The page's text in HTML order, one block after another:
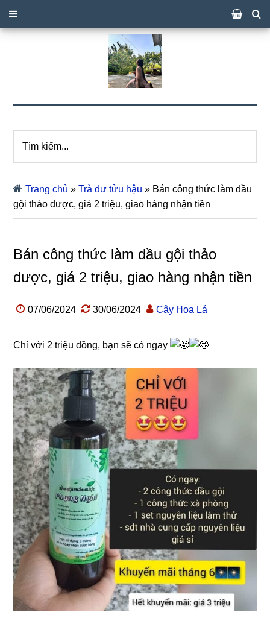
kiếm...
Trang chủ »Trà dư tửu hậu » Bán công thức làm dầu
gội thảo dược, giá 2 triệu, giao hàng nhận tiền
Bán công thức làm dầu gội thảo
dược, giá 2 triệu, giao hàng nhận tiền
07/06/2024 30/06/2024 Cây Hoa Lá
Chỉ với 2 triệu đồng, bạn sẽ có ngay